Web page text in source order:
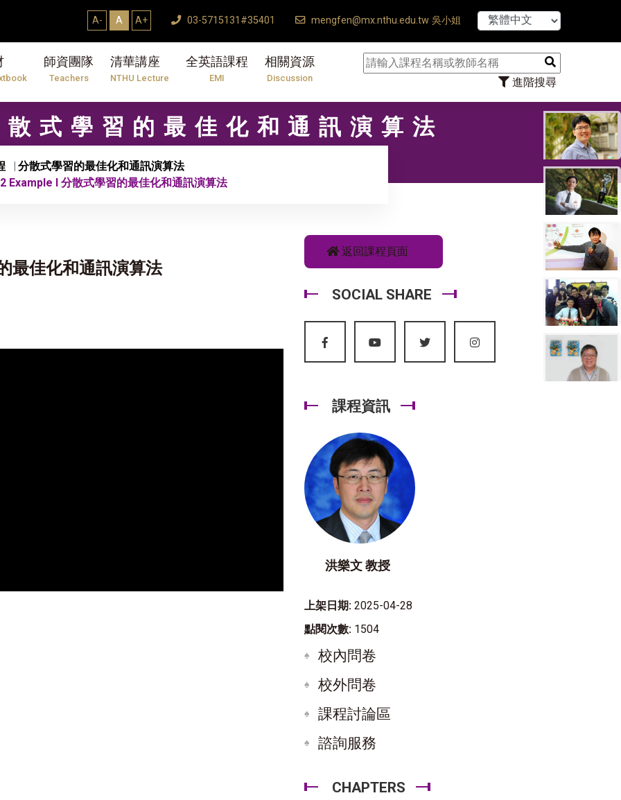
A- A A+ 03-5715131#35401 mengfen@mx.nthu.edu.tw 吳小姐
師資團隊
Teachers
清華講座
NTHU Lecture
全英語課程
EMI
相關資源
Discussion 進階搜尋
【7/31】114
式學習的最佳化和通訊演算法
分散式學習的最佳化和通訊演算法
Example I 分散式學習的最佳化和通訊演算法
最佳化和通訊演算法
返回課程頁面
SOCIAL SHARE
課程資訊
洪樂文 教授
上架日期: 2025-04-28
點閱次數: 1504
校內問卷
校外問卷
課程討論區
諮詢服務
CHAPTERS